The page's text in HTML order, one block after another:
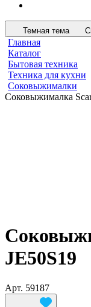
Темная тема
Главная
Каталог
Бытовая техника
Техника для кухни
Соковыжималки
Соковыжималка
JE50S19
Арт. 59187